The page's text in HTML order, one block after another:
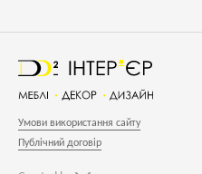
Умови використання сайту
Публічний договір